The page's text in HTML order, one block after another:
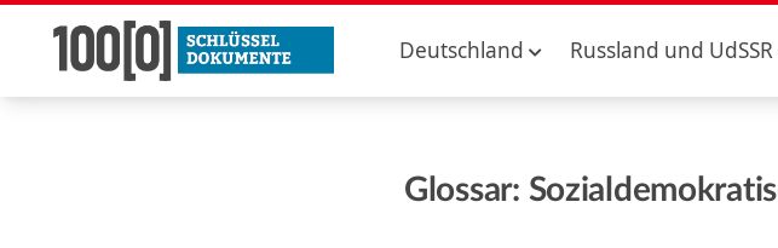
Deutschland Russland und UdSSR
Glossar: